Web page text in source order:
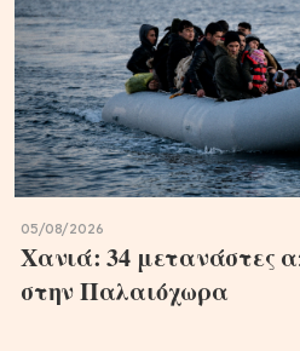
05/08/2026
Χανιά: 34 μετανάστες
στην Παλαιόχωρα